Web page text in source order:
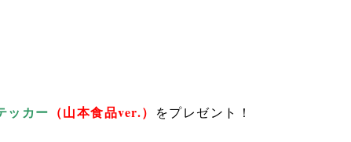
ッカー （山本食品ver.） をプレゼント！